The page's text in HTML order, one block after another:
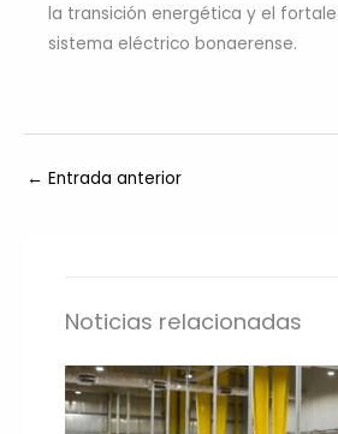
la transición energética y el
sistema eléctrico bonaerense.
← Entrada anterior
Noticias relacionadas